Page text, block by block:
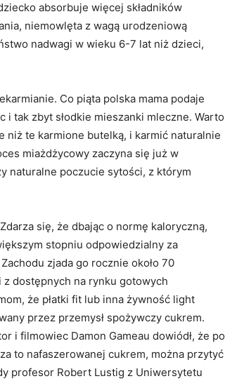
absorbuje więcej składników
niemowlęta z wagą urodzeniową
nadwagi w wieku 6-7 lat niż dzieci,
Co piąta polska mama podaje
i tak zbyt słodkie mieszanki mleczne. Warto
niż te karmione butelką, i karmić naturalnie
miażdżycowy zaczyna się już w
naturalne poczucie sytości, z którym
się, że dbając o normę kaloryczną,
stopniu odpowiedzialny za
zjada go rocznie około 70
dostępnych na rynku gotowych
że płatki fit lub inna żywność light
przez przemysł spożywczy cukrem.
i filmowiec Damon Gameau dowiódł, że po
to nafaszerowanej cukrem, można przytyć
profesor Robert Lustig z Uniwersytetu